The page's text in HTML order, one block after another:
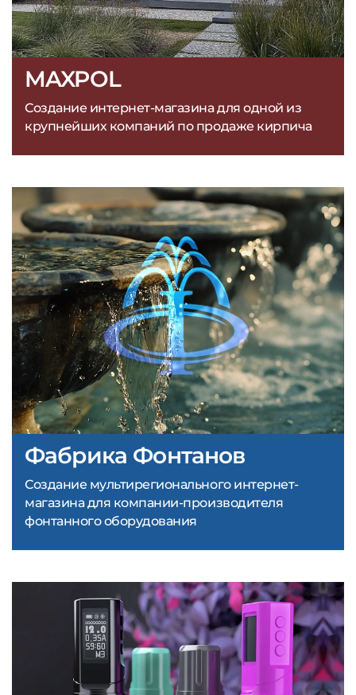
MAXPOL
Создание интернет-магазина для одной из
крупнейших компаний по продаже кирпича
Фабрика Фонтанов
Создание мультирегионального интернет-
магазина для компании-производителя
фонтанного оборудования